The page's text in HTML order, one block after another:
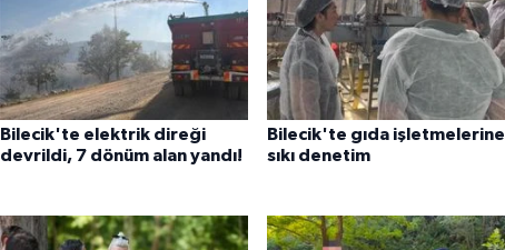
Bilecik'te elektrik direği
devrildi, 7 dönüm alan yandı!
Bilecik'te gıda işletmelerine
sıkı denetim